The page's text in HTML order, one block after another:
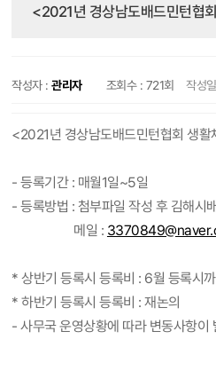
<2021년 경상남도배드민턴협
작성자 :관리자 조회수 : 721회 작성
<2021년 경상남도배드민턴협회 생활
- 등록기간 : 매월1일~5일
- 등록방법 : 첨부파일 작성 후 김해시
메일 :
* 상반기 등록시 등록비 : 6월 등록시까
* 하반기 등록시 등록비 : 재논의
- 사무국 운영상황에 따라 변동사항이